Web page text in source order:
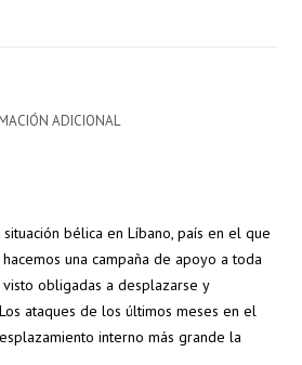
ADICIONAL
bélica en Líbano, país en el que
una campaña de apoyo a toda
obligadas a desplazarse y
ataques de los últimos meses en el
interno más grande la